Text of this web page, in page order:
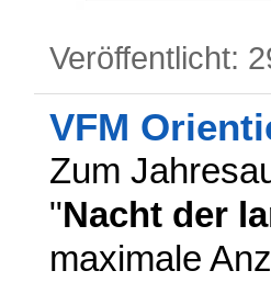
Veröffentlicht:
VFM
Zum
"Nacht der
maximale